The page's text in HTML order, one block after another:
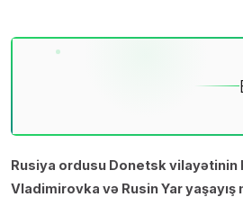
Rusiya ordusu Donetsk vilayətinin
Vladimirovka və Rusin Yar yaşayış